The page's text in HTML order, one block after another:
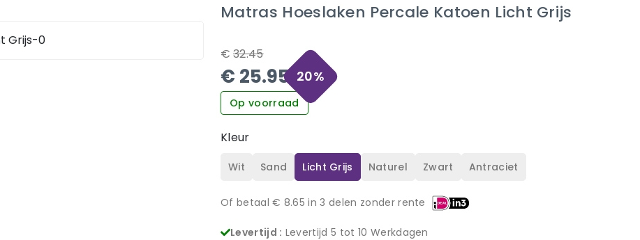
Matras Hoeslaken Percale Katoen Licht Grijs
€ 32.45
€ 25.95 20%
Op voorraad
Kleur
Wit Sand Licht Grijs Naturel Zwart Antraciet
Of betaal € 8.65 in 3 delen zonder rente
Levertijd : Levertijd 5 tot 10 Werkdagen